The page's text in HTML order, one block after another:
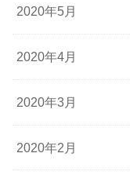
2020年5月
2020年4月
2020年3月
2020年2月